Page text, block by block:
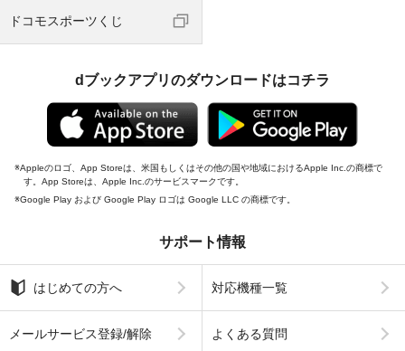
ドコモスポーツくじ
dブックアプリのダウンロードはコチラ
Appleのロゴ、App Storeは、米国もしくはその他の国や地域におけるApple Inc.の商標で
す。App Storeは、Apple Inc.のサービスマークです。
Google Play および Google Play ロゴは Google LLC の商標です。
サポート情報
はじめての方へ 対応機種一覧
メールサービス登録/解除 よくある質問